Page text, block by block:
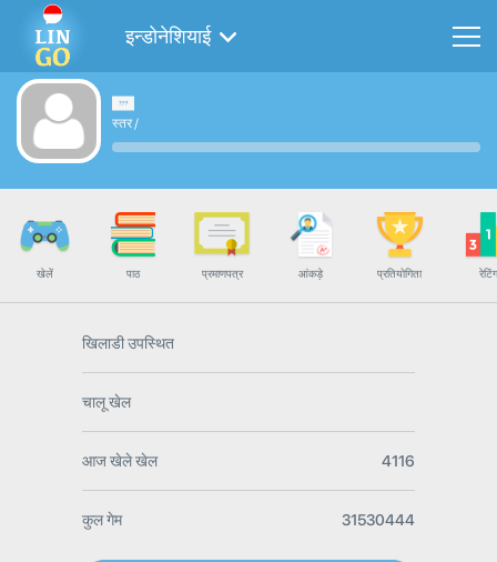
इन्डोनेशियाई
स्तर/
खेलें पाठ प्रमाणपत्र आंकड़े प्रतियोगिता रेटिंग
खिलाडी उपस्थित
चालू खेल
आज खेले खेल 4116
कुल गेम 31530444